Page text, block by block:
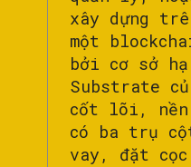
xây dựng
một
bởi cơ sở
Substrate
cốt lõi, nền
có ba trụ
vay, đặt